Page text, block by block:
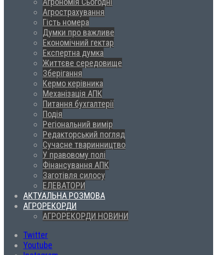
Агрострахування
Гість номера
Думки про важливе
Економічний гектар
Експертна думка
Життєве середовище
Зберігання
Кермо керівника
Механізація АПК
Питання бухгалтерії
Подія
Регіональний вимір
Редакторський погляд
Сучасне тваринництво
У правовому полі
Фінансування АПК
Заготівля силосу
ЕЛЕВАТОРИ
АКТУАЛЬНА РОЗМОВА
АГРОРЕКОРДИ
АГРОРЕКОРДИ НОВИНИ
Twitter
Youtube